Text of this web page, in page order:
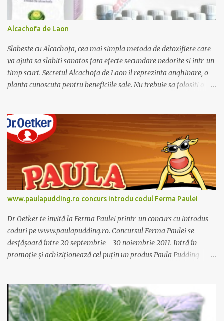
n
a
r
u
Alcachofa de Laon
Slabeste cu Alcachofa, cea mai simpla metoda de detoxifiere care
va ajuta sa slabiti sanatos fara efecte secundare nedorite si intr-un
timp scurt. Secretul Alcachofa de Laon il reprezinta anghinare, o
planta cunoscuta pentru beneficiile sale. Nu trebuie sa folositi o
www.paulapudding.ro concurs introdu codul Ferma Paulei
Dr Oetker te invită la Ferma Paulei printr-un concurs cu introdus
coduri pe www.paulapudding.ro. Concursul Ferma Paulei se
desfășoară între 20 septembrie - 30 noiembrie 2011. Intră în
promoție și achiziționează cel puțin un produs Paula Pudding
concurs Ferma Paulei. Poți căștiga zilnic truse de grădinărit,
săptămânal tractorașul fermierului sau premiul cel mare o
excursie la o super-fermă din Anglia. Mai multe coduri, mai multe